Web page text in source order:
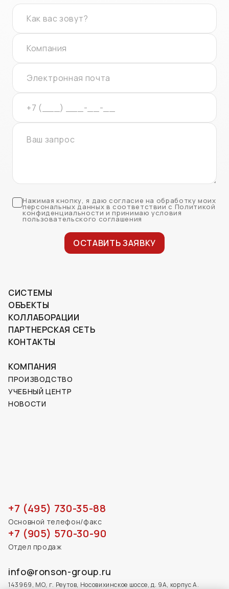
Нажимая кнопку, я даю согласие на обработку моих
персональных данных в соответствии с Политикой
конфиденциальности и принимаю условия
пользовательского соглашения
ОСТАВИТЬ ЗАЯВКУ
СИСТЕМЫ
ОБЪЕКТЫ
КОЛЛАБОРАЦИИ
ПАРТНЕРСКАЯ СЕТЬ
КОНТАКТЫ
КОМПАНИЯ
ПРОИЗВОДСТВО
УЧЕБНЫЙ ЦЕНТР
НОВОСТИ
+7 (495) 730-35-88
Основной телефон/факс
+7 (905) 570-30-90
Отдел продаж
info@ronson-group.ru
143969, МО, г. Реутов, Носовихинское шоссе, д. 9А, корпус А.